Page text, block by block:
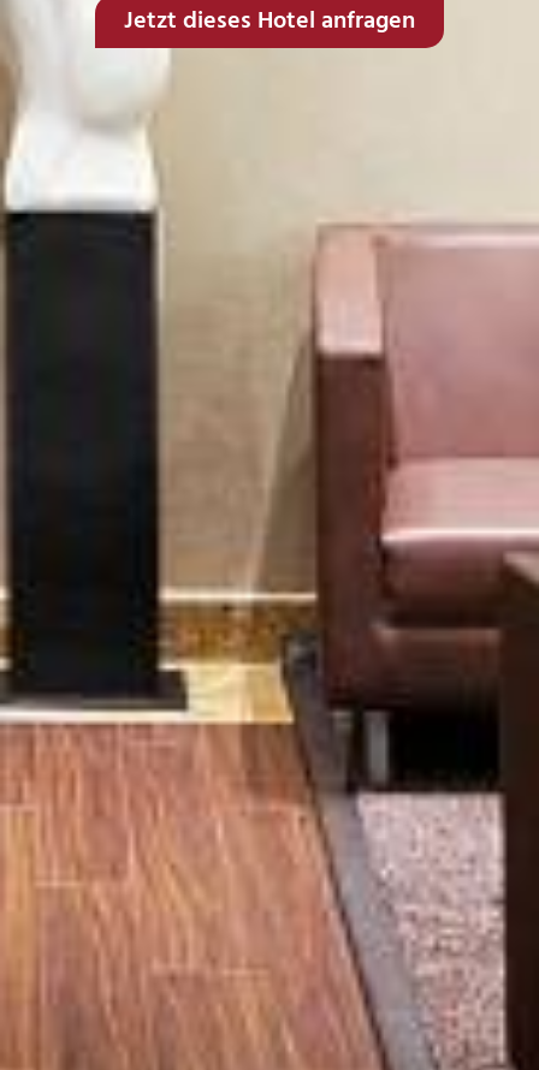
Jetzt dieses Hotel anfragen